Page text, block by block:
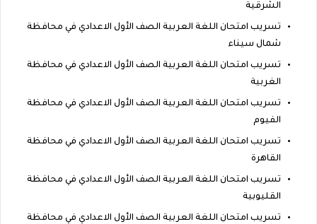
الشرقية
تسريب امتحان اللغة العربية الصف الأول الاعدادي في محافظة
شمال سيناء
تسريب امتحان اللغة العربية الصف الأول الاعدادي في محافظة
الغربية
تسريب امتحان اللغة العربية الصف الأول الاعدادي في محافظة
الفيوم
تسريب امتحان اللغة العربية الصف الأول الاعدادي في محافظة
القاهرة
تسريب امتحان اللغة العربية الصف الأول الاعدادي في محافظة
القليوبية
تسريب امتحان اللغة العربية الصف الأول الاعدادي في محافظة